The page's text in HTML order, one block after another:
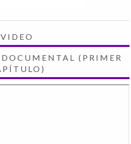
VIDEO
(PRIMER